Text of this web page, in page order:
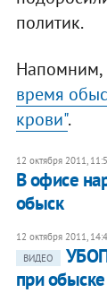
политик.
Напомним,
время
крови".
12 октября 2011,
В офисе
обыск
12 октября 2011,
ВИДЕО
при